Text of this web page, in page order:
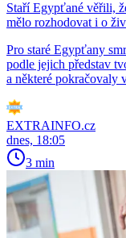
Staří Egypťané věřili,
mělo rozhodovat i o
Pro staré Egypťany
podle jejich představ
a některé pokračovaly
EXTRAINFO.cz
dnes, 18:05
3 min